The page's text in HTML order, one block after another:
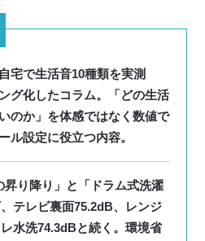
宅で生活音10種類を実測
グ化したコラム。「どの生活
のか」を体感ではなく数値で
ル設定に役立つ内容。
昇り降り」と「ドラム式洗濯
テレビ裏面75.2dB、レンジ
水洗74.3dBと続く。環境省